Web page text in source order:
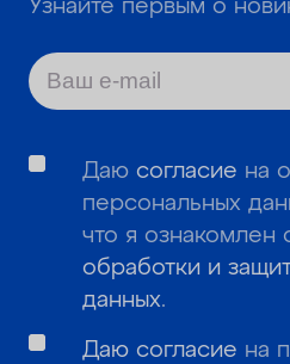
Узнайте первым о
Даю согласие на
персональных
что я ознакомлен
обработки и
данных.
Даю согласие на